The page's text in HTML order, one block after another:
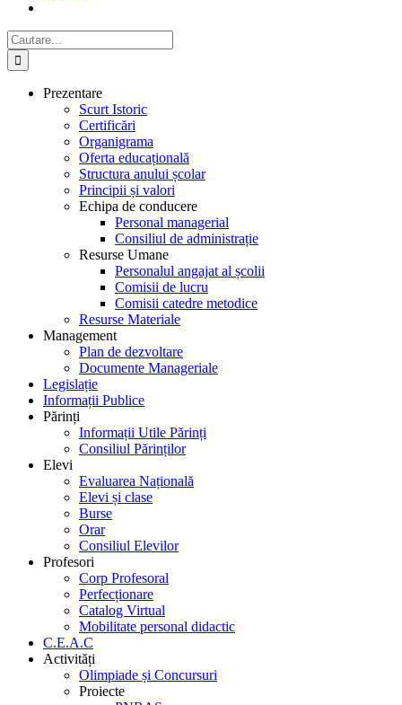
Cautare...
Prezentare
Scurt Istoric
Certificări
Organigrama
Oferta educațională
Structura anului școlar
Principii și valori
Echipa de conducere
Personal managerial
Consiliul de administrație
Resurse Umane
Personalul angajat al școlii
Comisii de lucru
Comisii catedre metodice
Resurse Materiale
Management
Plan de dezvoltare
Documente Manageriale
Legislație
Informații Publice
Părinți
Informații Utile Părinți
Consiliul Părinților
Elevi
Evaluarea Națională
Elevi și clase
Burse
Orar
Consiliul Elevilor
Profesori
Corp Profesoral
Perfecționare
Catalog Virtual
Mobilitate personal didactic
C.E.A.C
Activități
Olimpiade și Concursuri
Proiecte